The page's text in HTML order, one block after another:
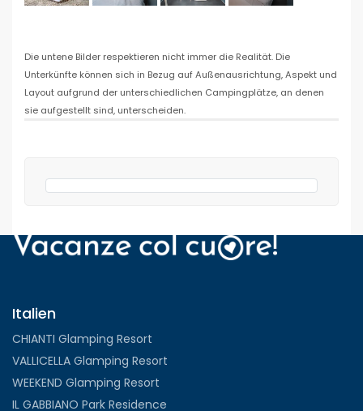
Die untene Bilder respektieren nicht immer die Realität. Die
Unterkünfte können sich in Bezug auf Außenausrichtung, Aspekt und
Layout aufgrund der unterschiedlichen Campingplätze, an denen
sie aufgestellt sind, unterscheiden.
Italien
CHIANTI Glamping Resort
VALLICELLA Glamping Resort
WEEKEND Glamping Resort
IL GABBIANO Park Residence